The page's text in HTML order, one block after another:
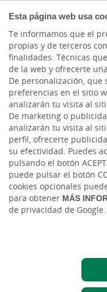
Esta página web usa
Te informamos que el
propias y de terceros
finalidades: Técnicas
de la web y ofrecerte
De personalización,
preferencias en el sitio
analizarán tu visita al
De marketing o
analizarán tu visita al
perfil, ofrecerte
su efectividad. Puedes
pulsando el botón
puede pulsar el botón
cookies opcionales
para obtener MÁS
de privacidad de Google.
Adopta
años
Lun, 20/03/2023 -